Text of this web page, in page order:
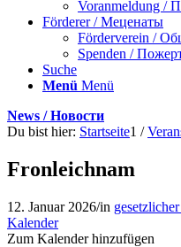
Voranmeldung /
Förderer / Меценаты
Förderverein /
Spenden /
Suche
Menü Menü
News / Новости
Du bist hier: Startseite1 /
Fronleichnam
12. Januar 2026/in
Kalender
Zum Kalender hinzufügen